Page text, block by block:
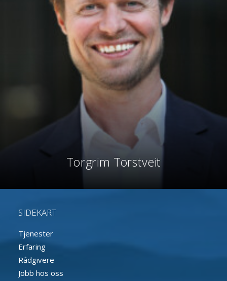
Torgrim Torstveit
SIDEKART
Tjenester
Erfaring
Rådgivere
Jobb hos oss